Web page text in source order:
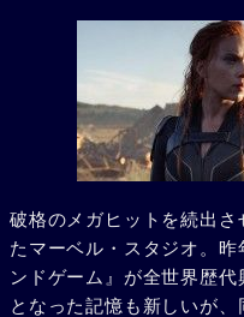
破格のメガヒットを続出
たマーベル・スタジオ。
ンドゲーム』が全世界歴
となった記憶も新しいが